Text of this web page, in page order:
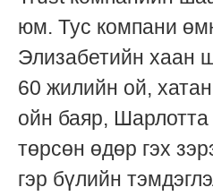
юм. Тус компани
Элизабетийн хаан
60 жилийн ой,
ойн баяр,
төрсөн өдөр гэх
гэр бүлийн